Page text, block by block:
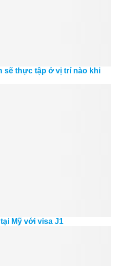
sẽ thực tập ở vị trí nào khi
Mỹ với visa J1